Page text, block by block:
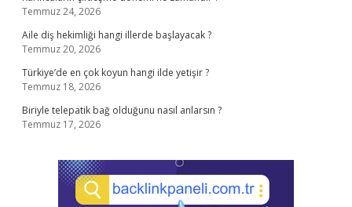
Temmuz 24, 2026
Aile diş hekimliği hangi illerde başlayacak ?
Temmuz 20, 2026
Türkiye’de en çok koyun hangi ilde yetişir ?
Temmuz 18, 2026
Biriyle telepatik bağ olduğunu nasıl anlarsın ?
Temmuz 17, 2026